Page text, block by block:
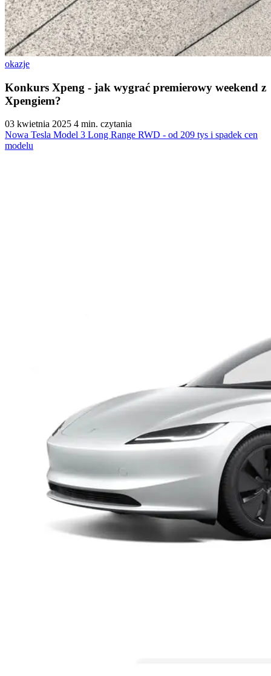
okazje
Konkurs Xpeng - jak wygrać premierowy weekend z
Xpengiem?
03 kwietnia 2025 4 min. czytania
Nowa Tesla Model 3 Long Range RWD - od 209 tys i spadek cen
modelu